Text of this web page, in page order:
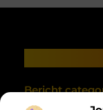
Bericht